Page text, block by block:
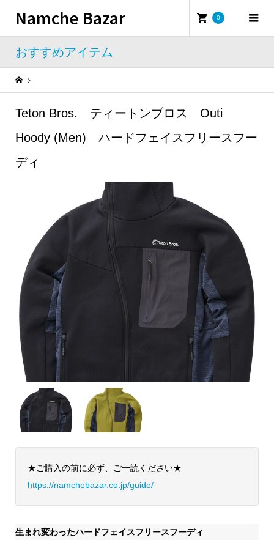
Namche Bazar 0
おすすめアイテム
: Undefined property: WP_Error::$name in
Teton Bros. ティートンブロス Outi
Hoody (Men) ハードフェイスフリースフー
ディ
★ご購入の前に必ず、ご一読ください★
https://namchebazar.co.jp/guide/
生まれ変わったハードフェイスフリースフーディ